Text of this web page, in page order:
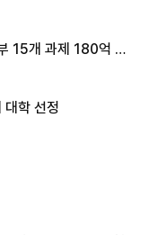
15개 과제 180억 지
학 선정